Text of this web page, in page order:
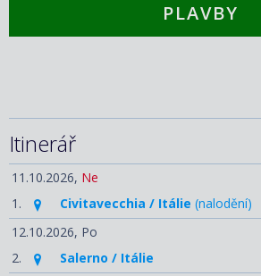
PLAVBY
Itinerář
11.10.2026, Ne
1.
Civitavecchia / Itálie (nalodění)
12.10.2026, Po
2.
Salerno / Itálie